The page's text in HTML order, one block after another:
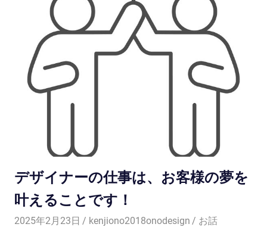
デザイナーの仕事は、お客様の夢を
叶えることです！
2025年2月23日 kenjiono2018onodesign お話